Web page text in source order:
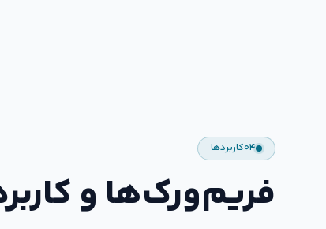
۰۴کاربردها
فریم‌ورک‌ها و